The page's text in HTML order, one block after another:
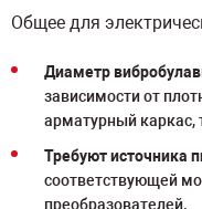
Общее для
Диаметр
зависимости от
арматурный каркас,
Требуют источника
соответствующей
преобразователей.